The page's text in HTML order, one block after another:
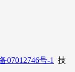
07012746号-1
技